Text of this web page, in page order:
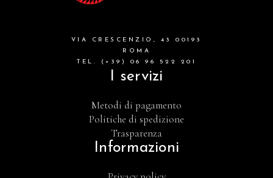
VIA CRESCENZIO, 43 00193
ROMA
TEL. (+39) 06 96 522 201
I servizi
Metodi di pagamento
Politiche di spedizione
Trasparenza
Informazioni